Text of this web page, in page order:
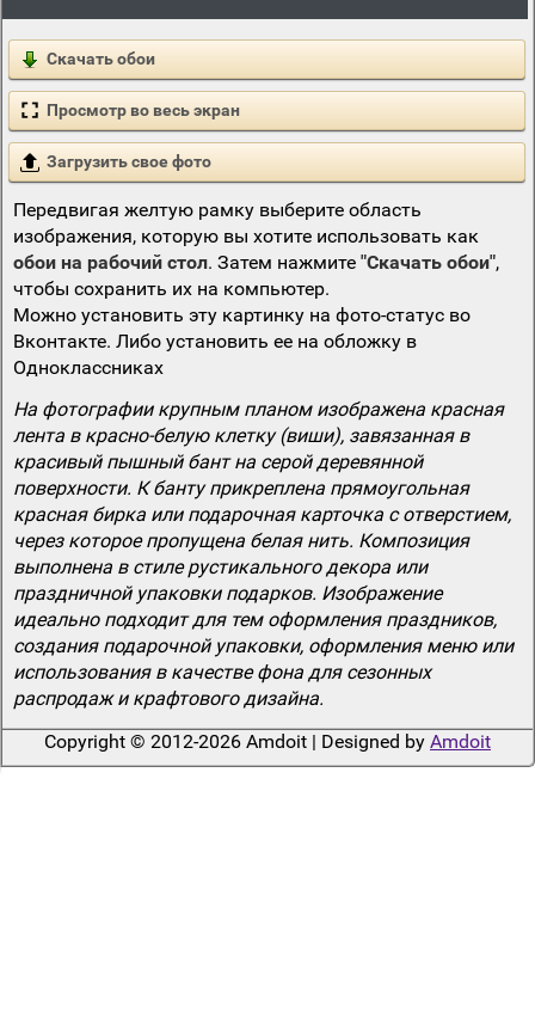
Скачать обои
Просмотр во весь экран
Загрузить свое фото
Передвигая желтую рамку выберите область
изображения, которую вы хотите использовать как
обои на рабочий стол. Затем нажмите "Скачать обои",
чтобы сохранить их на компьютер.
Можно установить эту картинку на фото-статус во
Вконтакте. Либо установить ее на обложку в
Одноклассниках
На фотографии крупным планом изображена красная
лента в красно-белую клетку (виши), завязанная в
красивый пышный бант на серой деревянной
поверхности. К банту прикреплена прямоугольная
красная бирка или подарочная карточка с отверстием,
через которое пропущена белая нить. Композиция
выполнена в стиле рустикального декора или
праздничной упаковки подарков. Изображение
идеально подходит для тем оформления праздников,
создания подарочной упаковки, оформления меню или
использования в качестве фона для сезонных
распродаж и крафтового дизайна.
Copyright © 2012-2026 Amdoit | Designed by Amdoit